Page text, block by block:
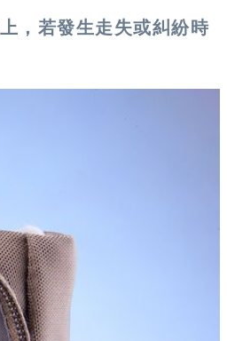
，若發生走失或糾紛時